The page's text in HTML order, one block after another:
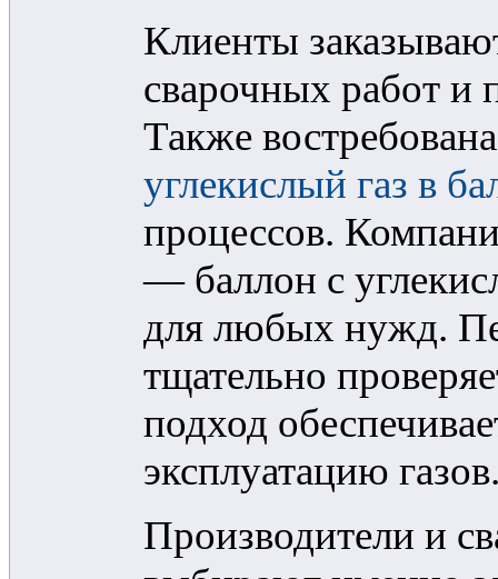
Клиенты
сварочных работ
Также
углекислый газ в
процессов.
— баллон с
для любых нужд.
тщательно
подход
эксплуатацию
Производители и